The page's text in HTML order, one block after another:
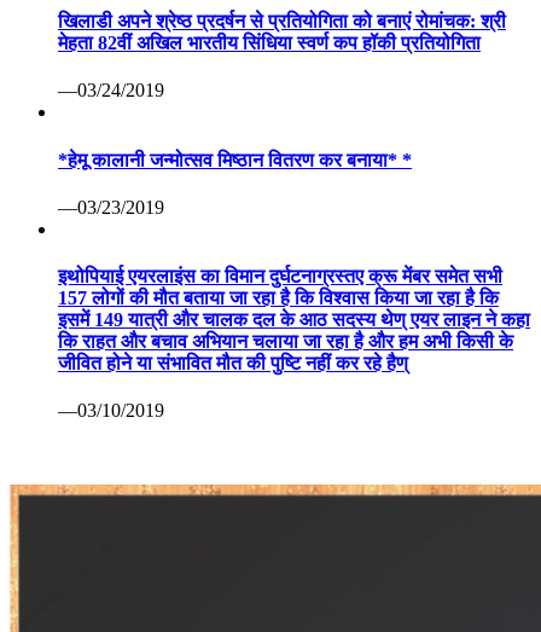
खिलाडी अपने श्रेष्ठ प्रदर्षन से प्रतियोगिता को बनाएं रोमांचक: श्री
मेहता 82वीं अखिल भारतीय सिंधिया स्वर्ण कप हॉकी प्रतियोगिता
—03/24/2019
*हेमू कालानी जन्मोत्सव मिष्ठान वितरण कर बनाया* *
—03/23/2019
इथोपियाई एयरलाइंस का विमान दुर्घटनाग्रस्तए क्रू मेंबर समेत सभी
157 लोगों की मौत बताया जा रहा है कि विश्वास किया जा रहा है कि
इसमें 149 यात्री और चालक दल के आठ सदस्य थेण् एयर लाइन ने कहा
कि राहत और बचाव अभियान चलाया जा रहा है और हम अभी किसी के
जीवित होने या संभावित मौत की पुष्टि नहीं कर रहे हैण्
—03/10/2019